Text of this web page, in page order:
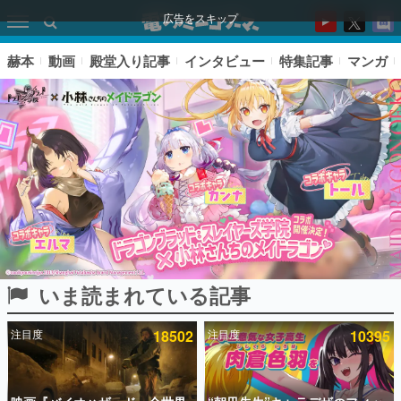
広告をスキップ
ピックアップ
電ファミのいま読まれている記事ランキング
アプリセール情報
赫本 動画 殿堂入り記事 インタビュー 特集記事 マンガ
いま読まれている記事
注目度 18502 注目度 10395